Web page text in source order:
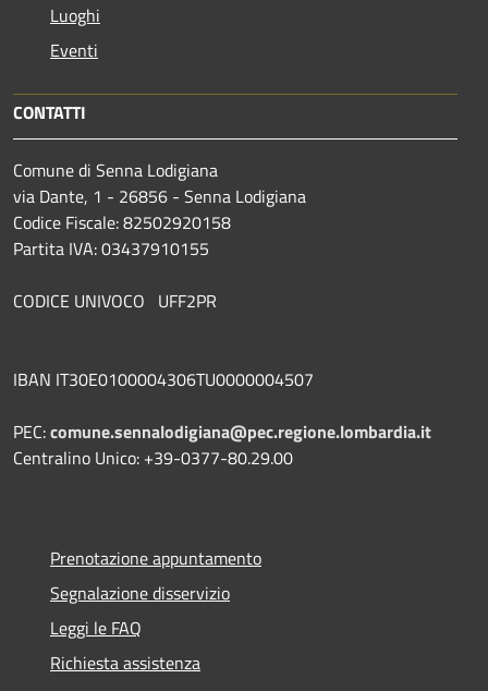
Luoghi
Eventi
CONTATTI
Comune di Senna Lodigiana
via Dante, 1 - 26856 - Senna Lodigiana
Codice Fiscale: 82502920158
Partita IVA: 03437910155
CODICE UNIVOCO UFF2PR
IBAN IT30E0100004306TU0000004507
PEC:comune.sennalodigiana@pec.regione.lombardia.it
Centralino Unico: +39-0377-80.29.00
Prenotazione appuntamento
Segnalazione disservizio
Leggi le FAQ
Richiesta assistenza